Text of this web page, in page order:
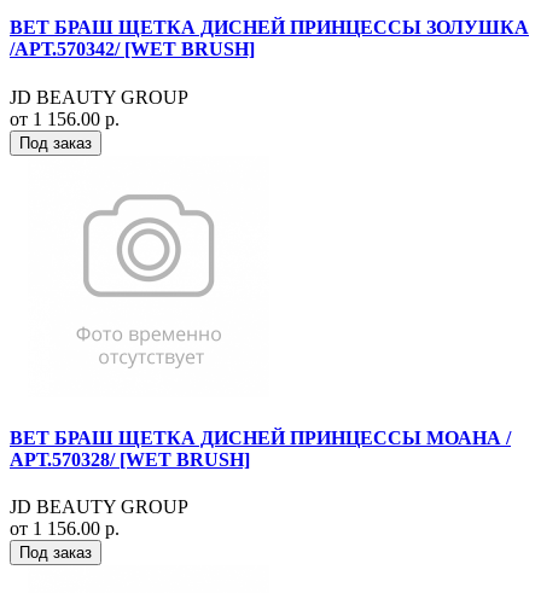
ВЕТ БРАШ ЩЕТКА ДИСНЕЙ ПРИНЦЕССЫ ЗОЛУШКА
/АРТ.570342/ [WET BRUSH]
JD BEAUTY GROUP
от 1 156.00 р.
Под заказ
ВЕТ БРАШ ЩЕТКА ДИСНЕЙ ПРИНЦЕССЫ МОАНА /
АРТ.570328/ [WET BRUSH]
JD BEAUTY GROUP
от 1 156.00 р.
Под заказ